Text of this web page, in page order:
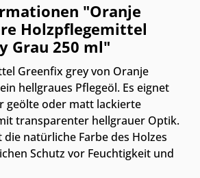
"Oranje
Holzpflegemittel
Grau 250 ml"
Greenfix grey von Oranje
hellgraues Pflegeöl. Es eignet
geölte oder matt lackierte
transparenter hellgrauer Optik.
natürliche Farbe des Holzes
Schutz vor Feuchtigkeit und